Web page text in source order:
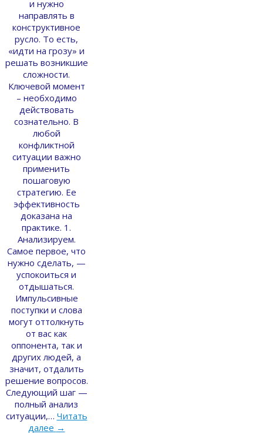
и нужно
направлять в
конструктивное
русло. То есть,
«идти на грозу» и
решать возникшие
сложности.
Ключевой момент
– необходимо
действовать
сознательно. В
любой
конфликтной
ситуации важно
применить
пошаговую
стратегию. Ее
эффективность
доказана на
практике. 1.
Анализируем.
Самое первое, что
нужно сделать, —
успокоиться и
отдышаться.
Импульсивные
поступки и слова
могут оттолкнуть
от вас как
оппонента, так и
других людей, а
значит, отдалить
решение вопросов.
Следующий шаг —
полный анализ
ситуации,… Читать
далее →